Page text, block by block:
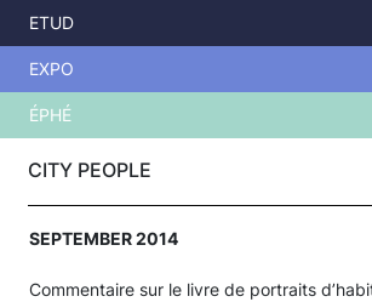
content
CITY PEOPLE
SEPTEMBER 2014
Commentaire sur le livre de portraits
ETUD
EXPO
ÉPHÉ